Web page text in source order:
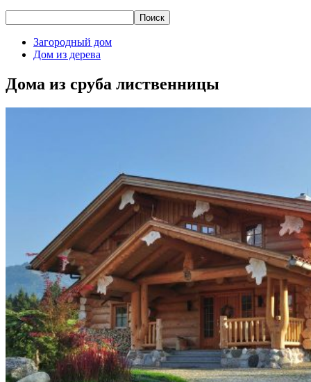
Загородный дом
Дом из дерева
Дома из сруба лиственницы